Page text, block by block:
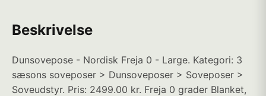
Beskrivelse
Dunsovepose - Nordisk Freja 0 - Large. Kategori: 3
sæsons soveposer > Dunsoveposer > Soveposer >
Soveudstyr. Pris: 2499.00 kr. Freja 0 grader Blanket,